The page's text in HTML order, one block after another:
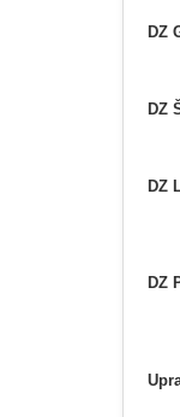
DZ
DZ
DZ
DZ